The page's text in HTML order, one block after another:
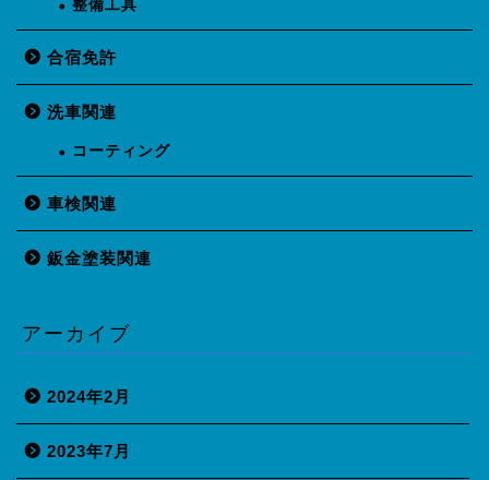
整備工具
合宿免許
洗車関連
コーティング
車検関連
鈑金塗装関連
アーカイブ
2024年2月
2023年7月